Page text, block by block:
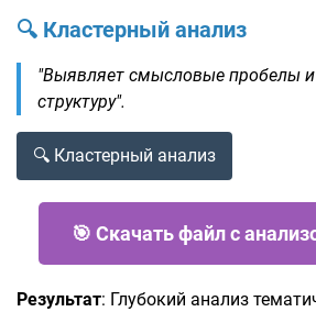
🔍 Кластерный анализ
"Выявляет смысловые пробелы
структуру".
🔍 Кластерный анализ
🎯 Скачать файл с
Результат: Глубокий анализ